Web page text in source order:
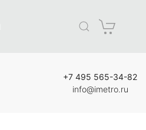
+7 495 565-34-82
info@imetro.ru